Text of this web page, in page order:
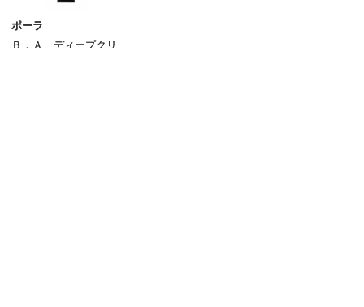
美容液
オイル
ポーラ
Ｂ．Ａ ディープクリ